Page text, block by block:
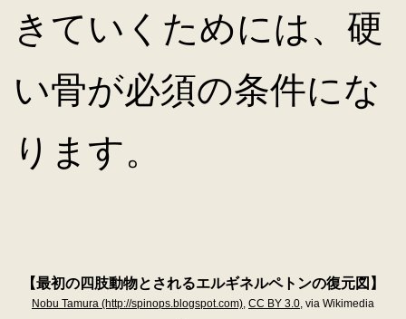
きていくためには、硬
い骨が必須の条件にな
ります。
【最初の四肢動物とされるエルギネルペトンの復元図】
Nobu Tamura (http://spinops.blogspot.com), CC BY 3.0, via Wikimedia